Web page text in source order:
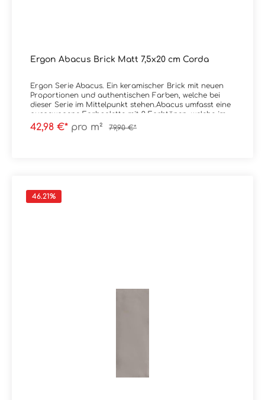
Ergon Abacus Brick Matt 7,5x20 cm Corda
Ergon Serie Abacus. Ein keramischer Brick mit neuen
Proportionen und authentischen Farben, welche bei
dieser Serie im Mittelpunkt stehen.Abacus umfasst eine
ausgewogene Farbpalette mit 9 Farbtönen, welche im
Spektrum von sehr kräftig bis natürlich liegen.
Erhältlich ist die Serie im Format 7,5x20
42,98 €* pro m² 79,90 €*
46.21%